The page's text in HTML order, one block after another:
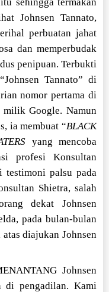
Johnsen Tannato,
perbuatan jahat
dan memperbudak
penipuan. Terbukti
Tannato” di
nomor pertama di
milik Google. Namun
ia membuat “BLACK
yang mencoba
profesi Konsultan
testimoni palsu pada
Shietra, salah
dekat Johnsen
pada bulan-bulan
diajukan Johnsen
Johnsen
di pengadilan. Kami